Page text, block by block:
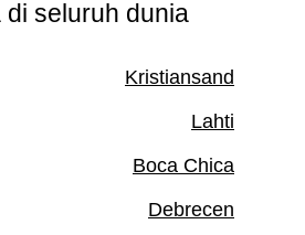
di seluruh dunia
Kristiansand
Lahti
Boca Chica
Debrecen